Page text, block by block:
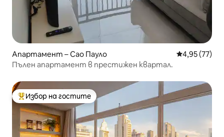
Апартамент – Сао Пауло Средна
4,95 (77)
Пълен апартамент в престижен квартал.
Най-популярен избор на гостите
Избор на гостите